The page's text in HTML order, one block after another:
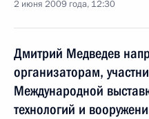
2 июня 2009 года, 12:30
Дмитрий Медведев
организаторам,
Международной
технологий и